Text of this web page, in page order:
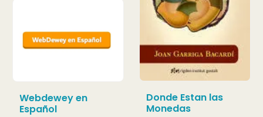
Webdewey en
Español
Donde Estan las
Monedas